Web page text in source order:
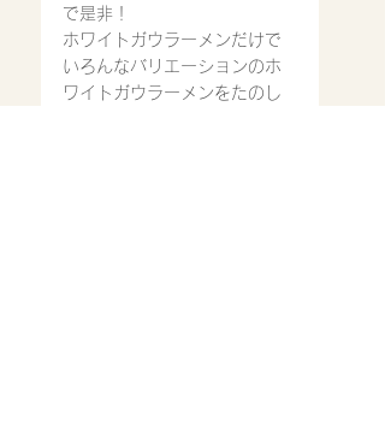
で是非！
ホワイトガウラーメンだけで
いろんなバリエーションのホ
ワイトガウラーメンをたのし